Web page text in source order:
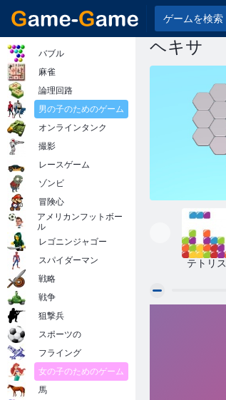
ヘキサ
テトリス
バブル
麻雀
論理回路
男の子のためのゲーム
オンラインタンク
撮影
レースゲーム
ゾンビ
冒険心
アメリカンフットボー
ル
レゴニンジャゴー
スパイダーマン
戦略
戦争
狙撃兵
スポーツの
フライング
女の子のためのゲーム
馬